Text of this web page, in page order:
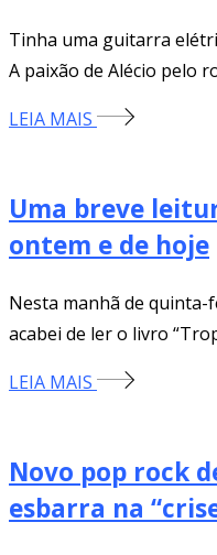
Tinha uma guitarra
A paixão de Alécio pelo
LEIA MAIS
Uma breve
ontem e de hoje
Nesta manhã de quinta-
acabei de ler o livro
LEIA MAIS
Novo pop rock
esbarra na